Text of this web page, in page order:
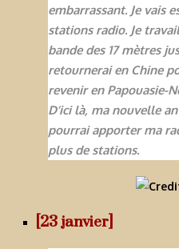
embarrassant. Je vais
stations radio. Je
bande des 17 mètres
retournerai en Chine
revenir en Papouasie-
D’ici là, ma nouvelle
pourrai apporter ma
plus de stations.
[23 janvier]